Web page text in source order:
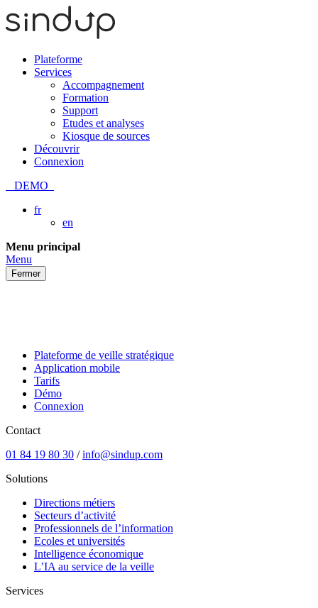
Plateforme
Services
Accompagnement
Formation
Support
Etudes et analyses
Kiosque de sources
Découvrir
Connexion
DEMO
fr
en
Passer
au
contenu
Menu principal
Menu
Fermer
Plateforme de veille stratégique
Application mobile
Tarifs
Démo
Connexion
Contact
01 84 19 80 30 /info@sindup.com
Solutions
Directions métiers
Secteurs d’activité
Professionnels de l’information
Ecoles et universités
Intelligence économique
L’IA au service de la veille
Services